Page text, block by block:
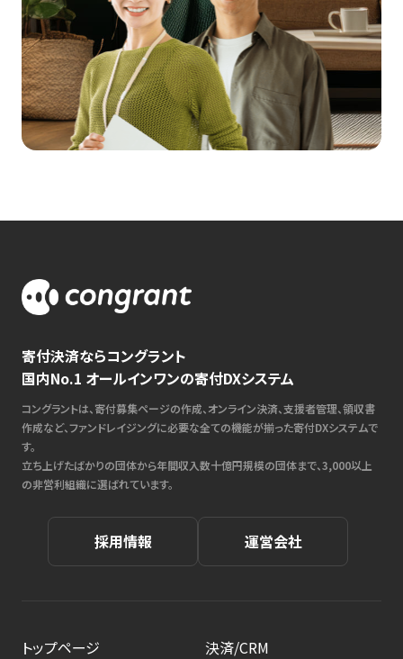
寄付決済ならコングラント
国内No.1 オールインワンの寄付DXシステム
コングラントは、寄付募集ページの作成、オンライン決済、支援者管理、領収書
作成など、ファンドレイジングに必要な全ての機能が揃った寄付DXシステムで
す。
立ち上げたばかりの団体から年間収入数十億円規模の団体まで、3,000以上
の非営利組織に選ばれています。
採用情報 運営会社
トップページ
決済/CRM